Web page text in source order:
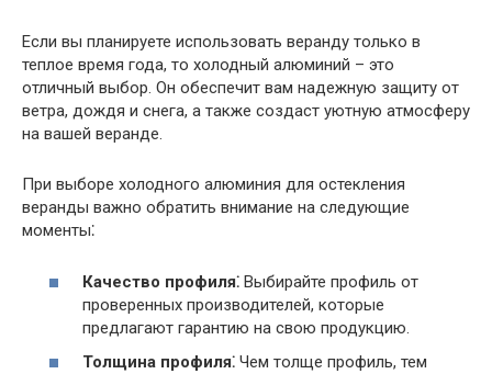
Если вы планируете использовать веранду только в
теплое время года, то холодный алюминий – это
отличный выбор. Он обеспечит вам надежную защиту от
ветра, дождя и снега, а также создаст уютную атмосферу
на вашей веранде.
При выборе холодного алюминия для остекления
веранды важно обратить внимание на следующие
моменты⁚
Качество профиля⁚ Выбирайте профиль от
проверенных производителей, которые
предлагают гарантию на свою продукцию.
Толщина профиля⁚ Чем толще профиль, тем